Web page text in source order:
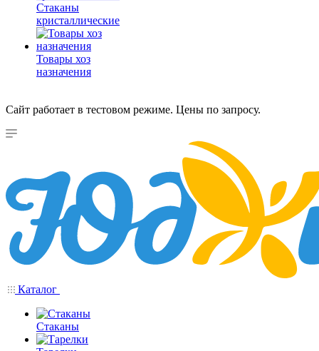
Стаканы
кристаллические
Товары хоз
назначения
Сайт работает в тестовом режиме. Цены по запросу.
Каталог
Стаканы